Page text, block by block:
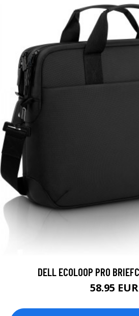
DELL ECOLOOP PRO
58.95 EUR